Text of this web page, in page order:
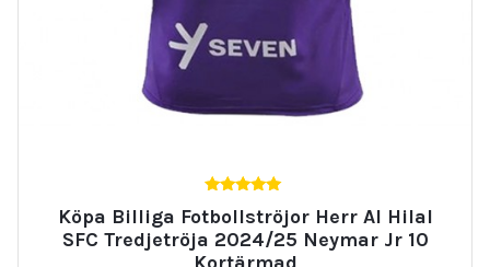
av 5
Köpa Billiga Fotbollströjor Herr Al Hilal
SFC Tredjetröja 2024/25 Neymar Jr 10
Kortärmad